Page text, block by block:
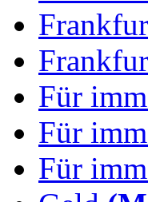
Für
Für
Für